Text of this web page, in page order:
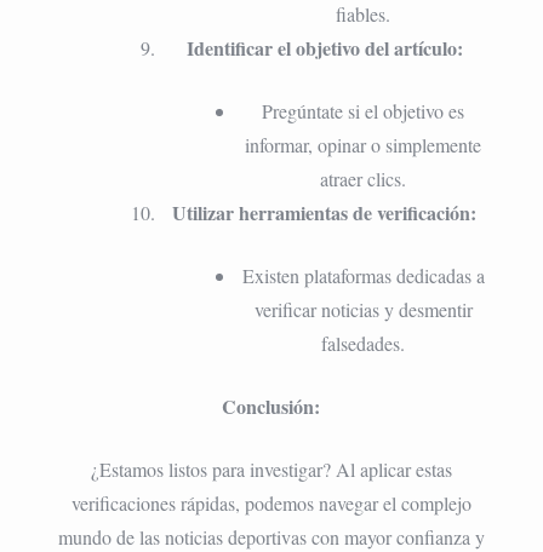
fiables.
Identificar el objetivo del artículo:
Pregúntate si el objetivo es
informar, opinar o simplemente
atraer clics.
Utilizar herramientas de verificación:
Existen plataformas dedicadas a
verificar noticias y desmentir
falsedades.
Conclusión:
¿Estamos listos para investigar? Al aplicar estas
verificaciones rápidas, podemos navegar el complejo
mundo de las noticias deportivas con mayor confianza y